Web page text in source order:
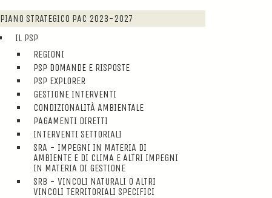
PIANO STRATEGICO PAC 2023-2027
IL PSP
REGIONI
PSP DOMANDE E RISPOSTE
PSP EXPLORER
GESTIONE INTERVENTI
CONDIZIONALITÀ AMBIENTALE
PAGAMENTI DIRETTI
INTERVENTI SETTORIALI
SRA - IMPEGNI IN MATERIA DI
AMBIENTE E DI CLIMA E ALTRI IMPEGNI
IN MATERIA DI GESTIONE
SRB - VINCOLI NATURALI O ALTRI
VINCOLI TERRITORIALI SPECIFICI